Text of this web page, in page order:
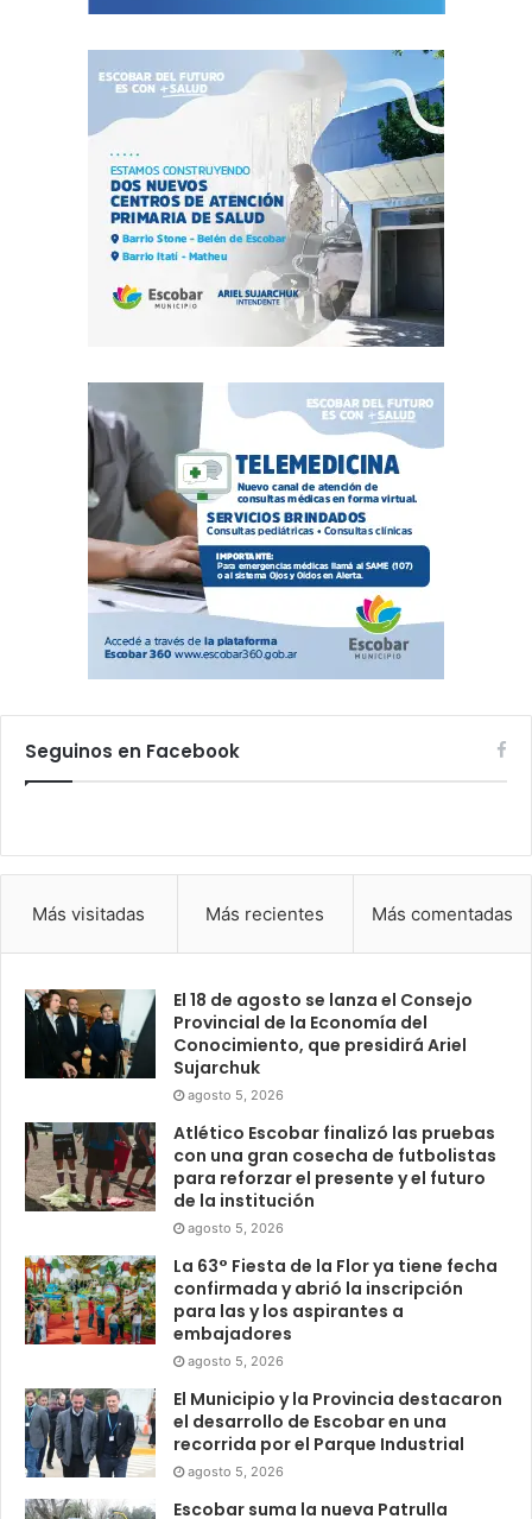
Seguinos en Facebook
Más visitadas Más recientes Más comentadas
El 18 de agosto se lanza el Consejo
Provincial de la Economía del
Conocimiento, que presidirá Ariel
Sujarchuk
agosto 5, 2026
Atlético Escobar finalizó las pruebas
con una gran cosecha de futbolistas
para reforzar el presente y el futuro
de la institución
agosto 5, 2026
La 63° Fiesta de la Flor ya tiene fecha
confirmada y abrió la inscripción
para las y los aspirantes a
embajadores
agosto 5, 2026
El Municipio y la Provincia destacaron
el desarrollo de Escobar en una
recorrida por el Parque Industrial
agosto 5, 2026
Escobar suma la nueva Patrulla